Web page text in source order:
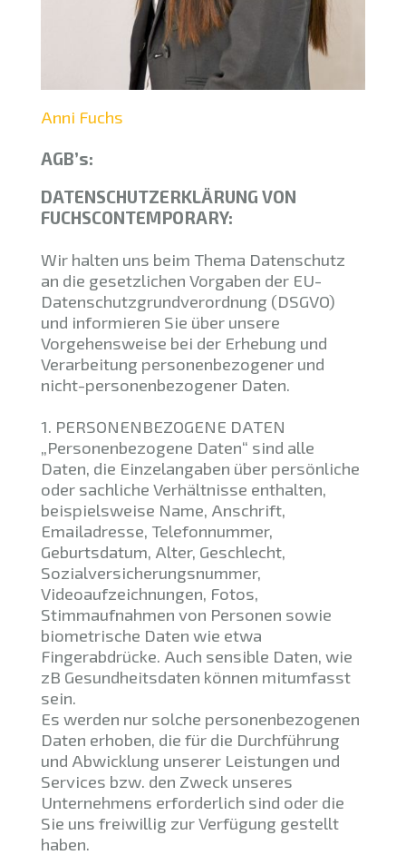
Anni Fuchs
AGB’s:
DATENSCHUTZERKLÄRUNG VON
FUCHSCONTEMPORARY:
Wir halten uns beim Thema Datenschutz
an die gesetzlichen Vorgaben der EU-
Datenschutzgrundverordnung (DSGVO)
und informieren Sie über unsere
Vorgehensweise bei der Erhebung und
Verarbeitung personenbezogener und
nicht-personenbezogener Daten.
1. PERSONENBEZOGENE DATEN
„Personenbezogene Daten“ sind alle
Daten, die Einzelangaben über persönliche
oder sachliche Verhältnisse enthalten,
beispielsweise Name, Anschrift,
Emailadresse, Telefonnummer,
Geburtsdatum, Alter, Geschlecht,
Sozialversicherungsnummer,
Videoaufzeichnungen, Fotos,
Stimmaufnahmen von Personen sowie
biometrische Daten wie etwa
Fingerabdrücke. Auch sensible Daten, wie
zB Gesundheitsdaten können mitumfasst
sein.
Es werden nur solche personenbezogenen
Daten erhoben, die für die Durchführung
und Abwicklung unserer Leistungen und
Services bzw. den Zweck unseres
Unternehmens erforderlich sind oder die
Sie uns freiwillig zur Verfügung gestellt
haben.